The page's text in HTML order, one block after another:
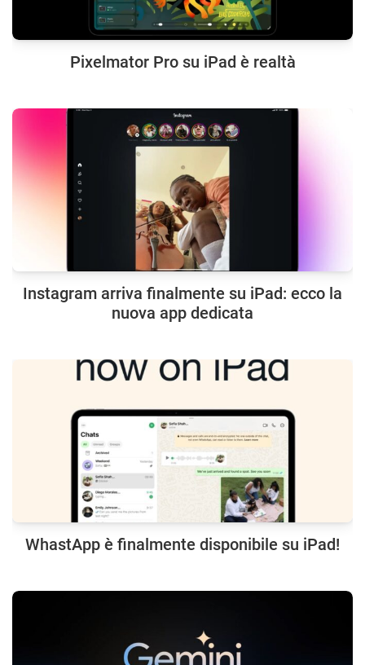
Pixelmator Pro su iPad è realtà
Instagram arriva finalmente su iPad: ecco la
nuova app dedicata
WhastApp è finalmente disponibile su iPad!